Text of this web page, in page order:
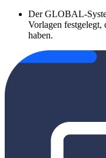
Der GLOBAL-
Vorlagen
haben.